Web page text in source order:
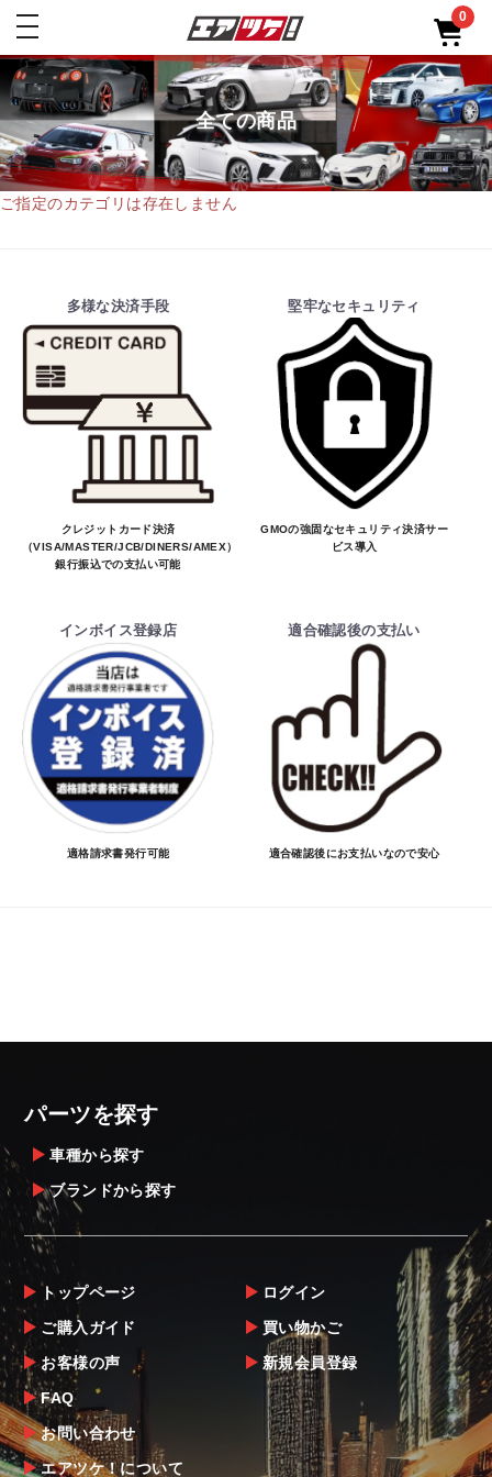
toggle
0
全ての商品
ご指定のカテゴリは存在しません
多様な決済手段
クレジットカード決済
（VISA/MASTER/JCB/DINERS/AMEX）、
銀行振込での支払い可能
堅牢なセキュリティ
GMOの強固なセキュリティ決済サー
ビス導入
インボイス登録店
適格請求書発行可能
適合確認後の支払い
適合確認後にお支払いなので安心
パーツを探す
車種から探す
ブランドから探す
トップページ
ご購入ガイド
お客様の声
FAQ
お問い合わせ
エアツケ！について
ログイン
買い物かご
新規会員登録